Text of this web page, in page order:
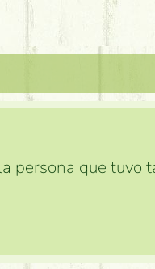
persona que tuvo